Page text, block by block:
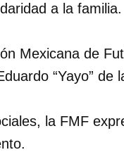
a la familia.
Mexicana de
“Yayo” de
la FMF